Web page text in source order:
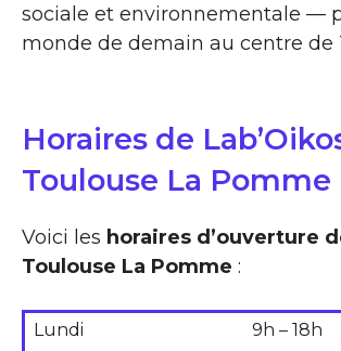
sociale et environnementale —
monde de demain au centre de
Horaires de
Toulouse La Pomme
Voici les horaires d’ouverture
Toulouse La Pomme :
Lundi
9h – 18h